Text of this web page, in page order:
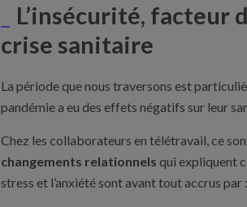
L’insécurité, facteur
crise sanitaire
La période que nous traversons est
pandémie a eu des effets négatifs sur leur
Chez les collaborateurs en télétravail, ce
changements relationnels qui expliquent
stress et l’anxiété sont avant tout accrus par :